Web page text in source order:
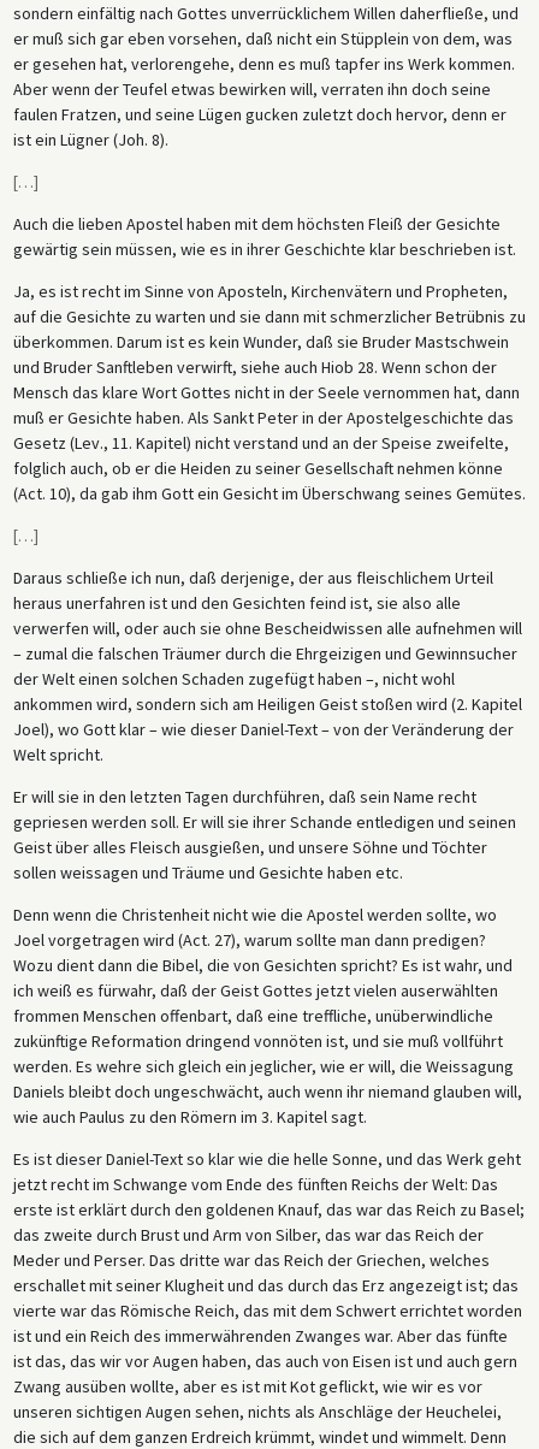
sondern einfältig nach Gottes unverrücklichem Willen daherfließe, und
er muß sich gar eben vorsehen, daß nicht ein Stüpplein von dem, was
er gesehen hat, verlorengehe, denn es muß tapfer ins Werk kommen.
Aber wenn der Teufel etwas bewirken will, verraten ihn doch seine
faulen Fratzen, und seine Lügen gucken zuletzt doch hervor, denn er
ist ein Lügner (Joh. 8).
[…]
Auch die lieben Apostel haben mit dem höchsten Fleiß der Gesichte
gewärtig sein müssen, wie es in ihrer Geschichte klar beschrieben ist.
Ja, es ist recht im Sinne von Aposteln, Kirchenvätern und Propheten,
auf die Gesichte zu warten und sie dann mit schmerzlicher Betrübnis zu
überkommen. Darum ist es kein Wunder, daß sie Bruder Mastschwein
und Bruder Sanftleben verwirft, siehe auch Hiob 28. Wenn schon der
Mensch das klare Wort Gottes nicht in der Seele vernommen hat, dann
muß er Gesichte haben. Als Sankt Peter in der Apostelgeschichte das
Gesetz (Lev., 11. Kapitel) nicht verstand und an der Speise zweifelte,
folglich auch, ob er die Heiden zu seiner Gesellschaft nehmen könne
(Act. 10), da gab ihm Gott ein Gesicht im Überschwang seines Gemütes.
[…]
Daraus schließe ich nun, daß derjenige, der aus fleischlichem Urteil
heraus unerfahren ist und den Gesichten feind ist, sie also alle
verwerfen will, oder auch sie ohne Bescheidwissen alle aufnehmen will
– zumal die falschen Träumer durch die Ehrgeizigen und Gewinnsucher
der Welt einen solchen Schaden zugefügt haben –, nicht wohl
ankommen wird, sondern sich am Heiligen Geist stoßen wird (2. Kapitel
Joel), wo Gott klar – wie dieser Daniel-Text – von der Veränderung der
Welt spricht.
Er will sie in den letzten Tagen durchführen, daß sein Name recht
gepriesen werden soll. Er will sie ihrer Schande entledigen und seinen
Geist über alles Fleisch ausgießen, und unsere Söhne und Töchter
sollen weissagen und Träume und Gesichte haben etc.
Denn wenn die Christenheit nicht wie die Apostel werden sollte, wo
Joel vorgetragen wird (Act. 27), warum sollte man dann predigen?
Wozu dient dann die Bibel, die von Gesichten spricht? Es ist wahr, und
ich weiß es fürwahr, daß der Geist Gottes jetzt vielen auserwählten
frommen Menschen offenbart, daß eine treffliche, unüberwindliche
zukünftige Reformation dringend vonnöten ist, und sie muß vollführt
werden. Es wehre sich gleich ein jeglicher, wie er will, die Weissagung
Daniels bleibt doch ungeschwächt, auch wenn ihr niemand glauben will,
wie auch Paulus zu den Römern im 3. Kapitel sagt.
Es ist dieser Daniel-Text so klar wie die helle Sonne, und das Werk geht
jetzt recht im Schwange vom Ende des fünften Reichs der Welt: Das
erste ist erklärt durch den goldenen Knauf, das war das Reich zu Basel;
das zweite durch Brust und Arm von Silber, das war das Reich der
Meder und Perser. Das dritte war das Reich der Griechen, welches
erschallet mit seiner Klugheit und das durch das Erz angezeigt ist; das
vierte war das Römische Reich, das mit dem Schwert errichtet worden
ist und ein Reich des immerwährenden Zwanges war. Aber das fünfte
ist das, das wir vor Augen haben, das auch von Eisen ist und auch gern
Zwang ausüben wollte, aber es ist mit Kot geflickt, wie wir es vor
unseren sichtigen Augen sehen, nichts als Anschläge der Heuchelei,
die sich auf dem ganzen Erdreich krümmt, windet und wimmelt. Denn